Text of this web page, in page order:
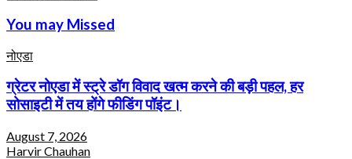
You may Missed
नोएडा
ग्रेटर नोएडा में स्ट्रे डॉग विवाद खत्म करने की बड़ी पहल, हर
सोसाइटी में तय होंगे फीडिंग पॉइंट।
August 7, 2026
Harvir Chauhan